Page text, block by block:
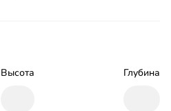
Высота Глубина